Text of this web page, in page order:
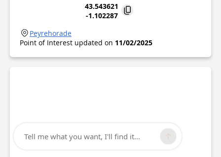
43.543621
-1.102287
Peyrehorade
Point of Interest updated on 11/02/2025
Tell me what you want, I'll find it...